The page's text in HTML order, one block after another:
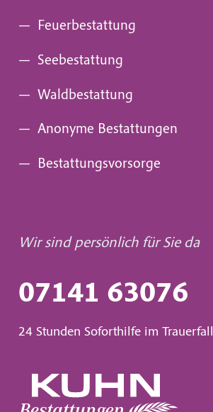
— Feuerbestattung
— Seebestattung
— Waldbestattung
— Anonyme Bestattungen
— Bestattungsvorsorge
Wir sind persönlich für Sie da
07141 63076
24 Stunden Soforthilfe im Trauerfall